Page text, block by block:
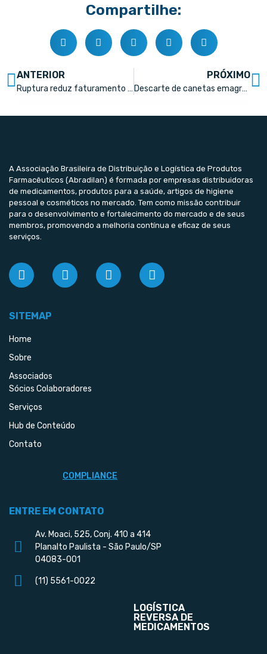
Compartilhe:
ANTERIOR
Ruptura reduz faturamento anual em até 8%
PRÓXIMO
Descarte de canetas emagrecedoras dispara no Brasil: o que sua farmácia tem feito?
A Associação Brasileira de Distribuição e Logística de Produtos
Farmacêuticos (Abradilan) é formada por empresas distribuidoras
de medicamentos, produtos para a saúde, artigos de higiene
pessoal e cosméticos no mercado. Tem como missão contribuir
para o desenvolvimento e fortalecimento do mercado e de seus
membros, promovendo a melhoria contínua e eficaz de seus
serviços.
SITEMAP
Home
Sobre
Associados
Sócios Colaboradores
Serviços
Hub de Conteúdo
Contato
COMPLIANCE
ENTRE EM CONTATO
Av. Moaci, 525, Conj. 410 a 414
Planalto Paulista - São Paulo/SP
04083-001
(11) 5561-0022
LOGÍSTICA
REVERSA DE
MEDICAMENTOS